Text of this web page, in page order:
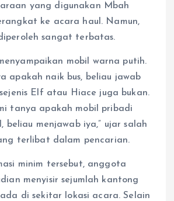
yang digunakan Mbah
ke acara haul. Namun,
sangat terbatas.
mobil warna putih.
apakah naik bus, beliau jawab
Elf atau Hiace juga bukan.
tanya apakah mobil pribadi
beliau menjawab iya,” ujar salah
terlibat dalam pencarian.
minim tersebut, anggota
menyisir sejumlah kantong
di sekitar lokasi acara. Selain